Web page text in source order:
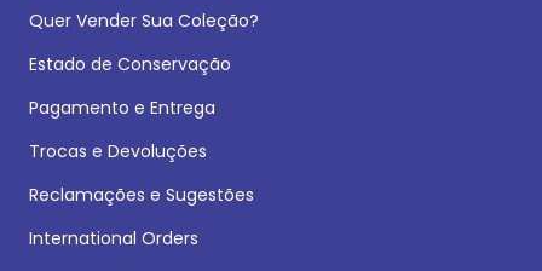
Quer Vender Sua Coleção?
Estado de Conservação
Pagamento e Entrega
Trocas e Devoluções
Reclamações e Sugestões
International Orders